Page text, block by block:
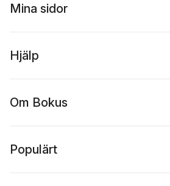
Mina sidor
Hjälp
Om Bokus
Populärt